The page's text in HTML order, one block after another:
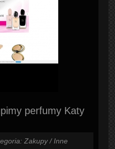
perfumy Katy
Zakupy / Inne